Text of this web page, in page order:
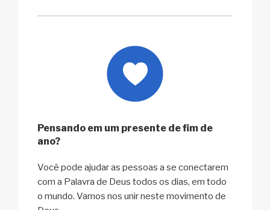
Pensando em um presente de fim de
ano?
Você pode ajudar as pessoas a se conectarem
com a Palavra de Deus todos os dias, em todo
o mundo. Vamos nos unir neste movimento de